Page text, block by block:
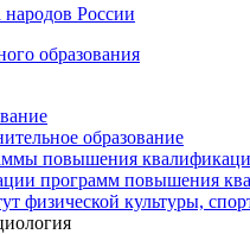
народов России
образования
образование
повышения
программ повышения
физической культуры,